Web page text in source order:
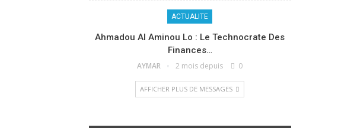
ACTUALITE
Ahmadou Al Aminou Lo : Le Technocrate Des
Finances…
AYMAR 2 mois depuis 0
AFFICHER PLUS DE MESSAGES